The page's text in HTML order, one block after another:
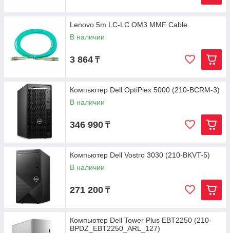
Lenovo 5m LC-LC OM3 MMF Cable
В наличии
3 864 ₸
Компьютер Dell OptiPlex 5000 (210-BCRM-3)
В наличии
346 990 ₸
Компьютер Dell Vostro 3030 (210-BKVT-5)
В наличии
271 200 ₸
Компьютер Dell Tower Plus EBT2250 (210-
BPDZ_EBT2250_ARL_127)